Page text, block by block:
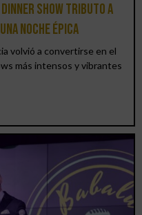
Show Tributo a
noche épica
volvió a convertirse en el
más intensos y vibrantes